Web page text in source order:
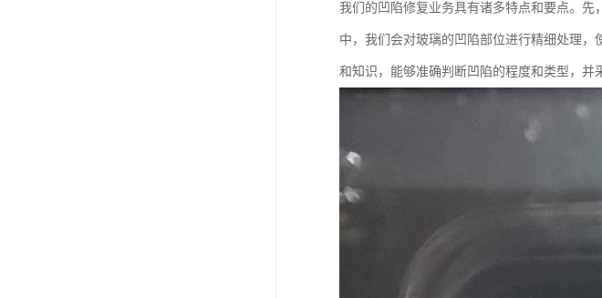
我们的凹陷修复业务具有诸多特点和要点。
中，我们会对玻璃的凹陷部位进行精细处理
和知识，能够准确判断凹陷的程度和类型，并